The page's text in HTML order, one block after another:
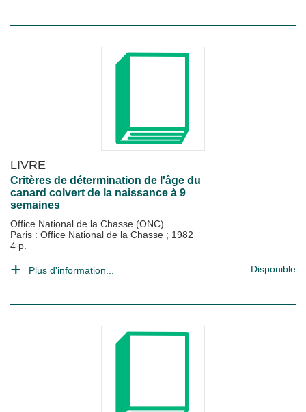
LIVRE
Critères de détermination de l'âge du
canard colvert de la naissance à 9
semaines
Office National de la Chasse (ONC)
Paris : Office National de la Chasse ; 1982
4 p.
Plus d'information... Disponible